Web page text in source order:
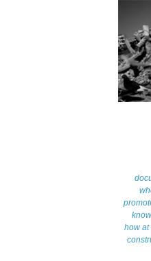
how at